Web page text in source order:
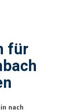
für
nach